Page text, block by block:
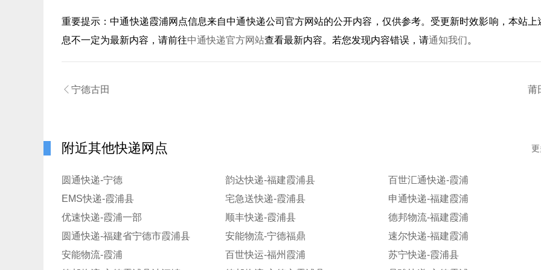
重要提示：中通快递霞浦网点信息来自中通快递公司官方网站的公开内容，仅供参考。受更新时效影响，本站上
息不一定为最新内容，请前往中通快递官方网站查看最新内容。若您发现内容错误，请通知我们。
 宁德古田 莆
附近其他快递网点
圆通快递-宁德 韵达快递-福建霞浦县
百世汇通快递-霞浦
EMS快递-霞浦县
宅急送快递-霞浦县
申通快递-福建霞浦
优速快递-霞浦一部
顺丰快递-霞浦县
德邦物流-福建霞浦
圆通快递-福建省宁德市霞浦县
安能物流-宁德福鼎
速尔快递-福建霞浦
安能物流-霞浦
百世快运-福州霞浦
苏宁快递-霞浦县